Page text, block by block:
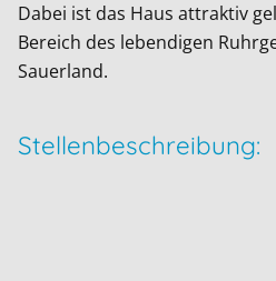
Dabei ist das Haus attraktiv
Bereich des lebendigen
Sauerland.
Stellenbeschreibung: